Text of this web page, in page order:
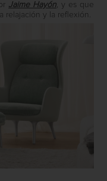
Jaime Hayón, y es que
relajación y la reflexión.